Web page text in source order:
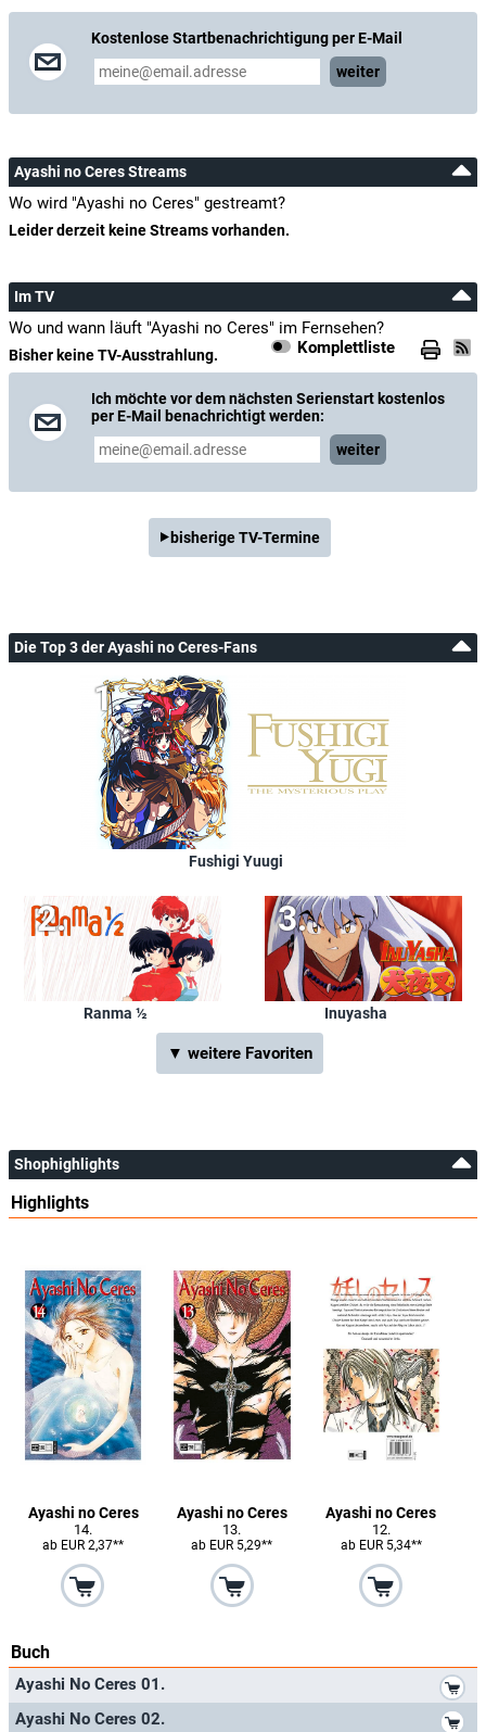
Kostenlose Startbenachrichtigung per E-Mail
weiter
Ayashi no Ceres Streams
Wo wird "Ayashi no Ceres" gestreamt?
Leider derzeit keine Streams vorhanden.
Im TV
Wo und wann läuft "Ayashi no Ceres" im Fernsehen?
Komplettliste
Bisher keine TV-Ausstrahlung.
Ich möchte vor dem nächsten Serienstart kostenlos
per E-Mail benachrichtigt werden:
weiter
bisherige TV-Termine
Die Top 3 der Ayashi no Ceres-Fans
Fushigi Yuugi
Ranma ½ Inuyasha
▼ weitere Favoriten
Shophighlights
Highlights
Ayashi no Ceres
14.
ab EUR 2,37**
Ayashi no Ceres
13.
ab EUR 5,29**
Ayashi no Ceres
12.
ab EUR 5,34**
Buch
Ayashi No Ceres 01.
Ayashi No Ceres 02.